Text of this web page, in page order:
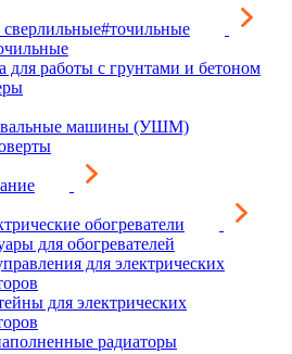
для работы с грунтами и бетоном
машины (УШМ)
обогреватели
для обогревателей
для электрических
для электрических
радиаторы